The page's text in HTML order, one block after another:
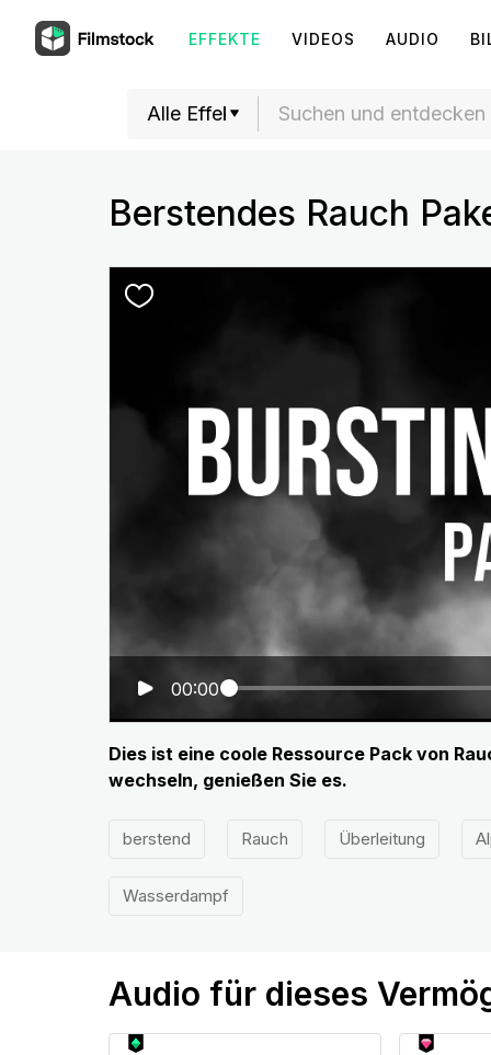
EFFEKTE VIDEOS AUDIO
Berstendes Rauch
00:00
Dies ist eine coole Ressource Pack von
wechseln, genießen Sie es.
berstend Rauch Überleitung
Wasserdampf
Audio für dieses